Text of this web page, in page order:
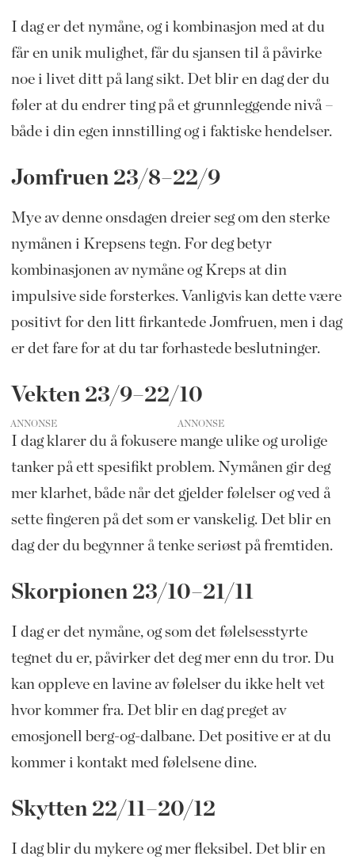
I dag er det nymåne, og i kombinasjon med at du
får en unik mulighet, får du sjansen til å påvirke
noe i livet ditt på lang sikt. Det blir en dag der du
føler at du endrer ting på et grunnleggende nivå –
både i din egen innstilling og i faktiske hendelser.
Jomfruen 23/8–22/9
Mye av denne onsdagen dreier seg om den sterke
nymånen i Krepsens tegn. For deg betyr
kombinasjonen av nymåne og Kreps at din
impulsive side forsterkes. Vanligvis kan dette være
positivt for den litt firkantede Jomfruen, men i dag
er det fare for at du tar forhastede beslutninger.
Vekten 23/9–22/10
ANNONSE
I dag klarer du å fokusere mange ulike og urolige
tanker på ett spesifikt problem. Nymånen gir deg
mer klarhet, både når det gjelder følelser og ved å
sette fingeren på det som er vanskelig. Det blir en
dag der du begynner å tenke seriøst på fremtiden.
Skorpionen 23/10–21/11
I dag er det nymåne, og som det følelsesstyrte
tegnet du er, påvirker det deg mer enn du tror. Du
kan oppleve en lavine av følelser du ikke helt vet
hvor kommer fra. Det blir en dag preget av
emosjonell berg-og-dalbane. Det positive er at du
kommer i kontakt med følelsene dine.
Skytten 22/11–20/12
I dag blir du mykere og mer fleksibel. Det blir en